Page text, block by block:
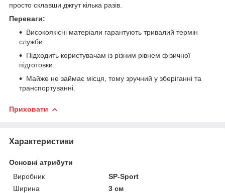
просто склавши джгут кілька разів.
Переваги:
Високоякісні матеріали гарантують тривалий термін
служби.
Підходить користувачам із різним рівнем фізичної
підготовки.
Майже не займає місця, тому зручний у зберіганні та
транспортуванні.
Приховати
Характеристики
Основні атрибути
Виробник
SP-Sport
Ширина
3 см